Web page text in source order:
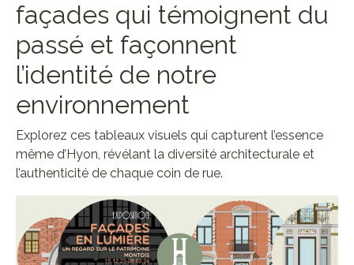
façades qui témoignent du
passé et façonnent
l’identité de notre
environnement
Explorez ces tableaux visuels qui capturent l’essence
même d’Hyon, révélant la diversité architecturale et
l’authenticité de chaque coin de rue.